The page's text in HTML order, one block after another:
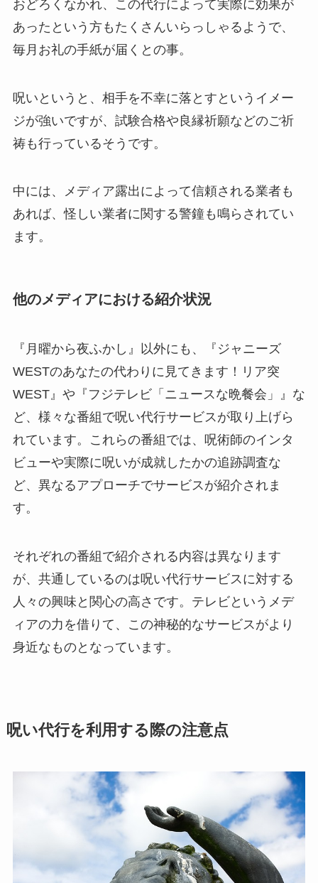
おどろくなかれ、この代行によって実際に効果が
あったという方もたくさんいらっしゃるようで、
毎月お礼の手紙が届くとの事。
呪いというと、相手を不幸に落とすというイメー
ジが強いですが、試験合格や良縁祈願などのご祈
祷も行っているそうです。
中には、メディア露出によって信頼される業者も
あれば、怪しい業者に関する警鐘も鳴らされてい
ます。
他のメディアにおける紹介状況
『月曜から夜ふかし』以外にも、『ジャニーズ
WESTのあなたの代わりに見てきます！リア突
WEST』や『フジテレビ「ニュースな晩餐会」』な
ど、様々な番組で呪い代行サービスが取り上げら
れています。これらの番組では、呪術師のインタ
ビューや実際に呪いが成就したかの追跡調査な
ど、異なるアプローチでサービスが紹介されま
す。
それぞれの番組で紹介される内容は異なります
が、共通しているのは呪い代行サービスに対する
人々の興味と関心の高さです。テレビというメデ
ィアの力を借りて、この神秘的なサービスがより
身近なものとなっています。
呪い代行を利用する際の注意点